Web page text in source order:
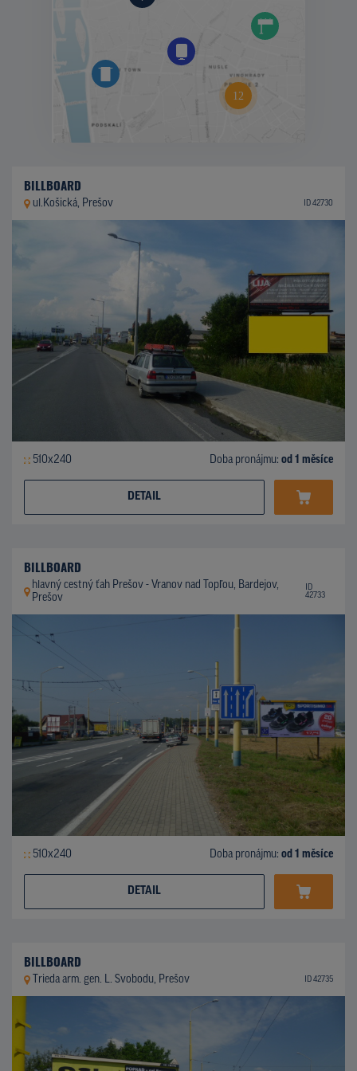
BILLBOARD
ul.Košická, Prešov ID 42730
510x240 Doba pronájmu: od 1 měsíce
DETAIL
BILLBOARD
hlavný cestný ťah Prešov - Vranov nad Topľou, Bardejov,
Prešov
ID
42733
510x240 Doba pronájmu: od 1 měsíce
DETAIL
BILLBOARD
Trieda arm. gen. L. Svobodu, Prešov ID 42735